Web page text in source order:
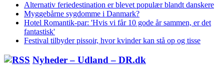
Alternativ feriedestination er blevet populær blandt danskere
Myggebårne sygdomme i Danmark?
Hotel Romantik-par: 'Hvis vi får 10 gode år sammen, er det
fantastisk'
Festival tilbyder pissoir, hvor kvinder kan stå op og tisse
Nyheder – Udland – DR.dk